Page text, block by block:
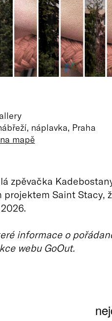
náplavka, Praha
mapě
zpěvačka
projektem Saint Stacy,
informace o
webu GoOut.